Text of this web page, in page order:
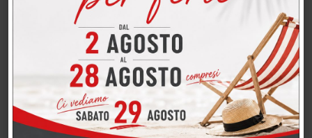
Accessori interni per cassetti e cestoni